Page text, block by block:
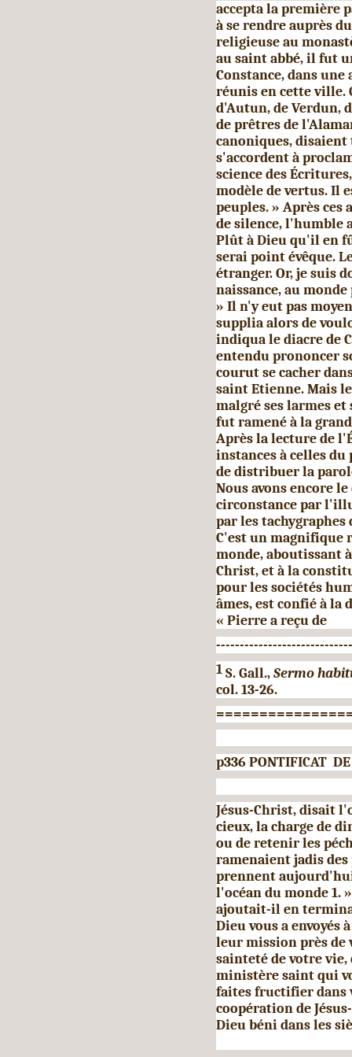
accepta la première
à se rendre auprès
religieuse au
au saint abbé, il fut
Constance, dans
réunis en cette ville.
d'Autun, de Verdun,
de prêtres de
canoniques, disaient
s'accordent à
science des
modèle de ver­tus. Il
peuples. » Après
de silence, l'humble
Plût à Dieu qu'il en
serai point évêque.
étranger. Or, je suis
naissance, au
» Il n'y eut pas
supplia alors de
indiqua le diacre de
entendu prononcer
courut se cacher
saint Etienne. Mais
malgré ses larmes et
fut ramené à la
Après la lecture de
instances à celles
de distribuer la
Nous avons encore
circonstance par
par les
C'est un magnifique
monde, aboutissant
Christ, et à la
pour les so­ciétés
âmes, est confié à la
« Pierre a reçu de
1S. Gall.,Sermo
col. 13-26.
p336 PONTIFICAT
Jésus-Christ, disait
cieux, la charge de
ou de re­tenir les
ramenaient jadis
prennent
l'océan du monde 1.
ajoutait-il en
Dieu vous a envoyés
leur mission près de
sainteté de votre vie,
ministère saint qui
faites fructifier dans
coopération de
Dieu béni dans les